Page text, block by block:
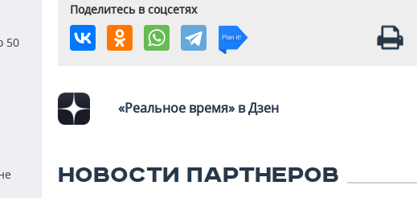
50
Поделитесь в соцсетях
«Реальное время» в Дзен
НОВОСТИ ПАРТНЕРОВ